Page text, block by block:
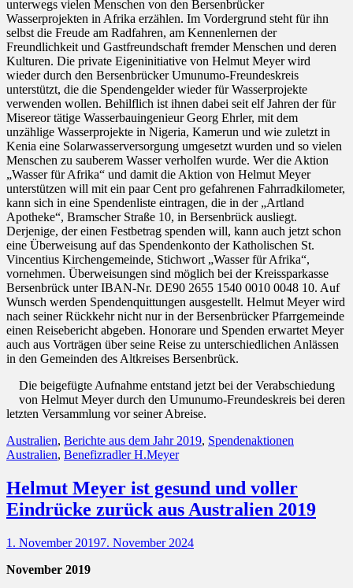
unterwegs vielen Menschen von den Bersenbrücker
Wasserprojekten in Afrika erzählen. Im Vordergrund steht für ihn
selbst die Freude am Radfahren, am Kennenlernen der
Freundlichkeit und Gastfreundschaft fremder Menschen und deren
Kulturen. Die private Eigeninitiative von Helmut Meyer wird
wieder durch den Bersenbrücker Umunumo-Freundeskreis
unterstützt, die die Spendengelder wieder für Wasserprojekte
verwenden wollen. Behilflich ist ihnen dabei seit elf Jahren der für
Misereor tätige Wasserbauingenieur Georg Ehrler, mit dem
unzählige Wasserprojekte in Nigeria, Kamerun und wie zuletzt in
Kenia eine Solarwasserversorgung umgesetzt wurden und so vielen
Menschen zu sauberem Wasser verholfen wurde. Wer die Aktion
„Wasser für Afrika“ und damit die Aktion von Helmut Meyer
unterstützen will mit ein paar Cent pro gefahrenen Fahrradkilometer,
kann sich in eine Spendenliste eintragen, die in der „Artland
Apotheke“, Bramscher Straße 10, in Bersenbrück ausliegt.
Derjenige, der einen Festbetrag spenden will, kann auch jetzt schon
eine Überweisung auf das Spendenkonto der Katholischen St.
Vincentius Kirchengemeinde, Stichwort „Wasser für Afrika“,
vornehmen. Überweisungen sind möglich bei der Kreissparkasse
Bersenbrück unter IBAN-Nr. DE90 2655 1540 0010 0048 10. Auf
Wunsch werden Spendenquittungen ausgestellt. Helmut Meyer wird
nach seiner Rückkehr nicht nur in der Bersenbrücker Pfarrgemeinde
einen Reisebericht abgeben. Honorare und Spenden erwartet Meyer
auch aus Vorträgen über seine Reise zu unterschiedlichen Anlässen
in den Gemeinden des Altkreises Bersenbrück.
Die beigefügte Aufnahme entstand jetzt bei der Verabschiedung
von Helmut Meyer durch den Umunumo-Freundeskreis bei deren
letzten Versammlung vor seiner Abreise.
Kategorien
Australien, Berichte aus dem Jahr 2019, Spendenaktionen
Australien, Benefizradler H.Meyer
Helmut Meyer ist gesund und voller
Eindrücke zurück aus Australien 2019
Posted
1. November 20197. November 2024
November 2019